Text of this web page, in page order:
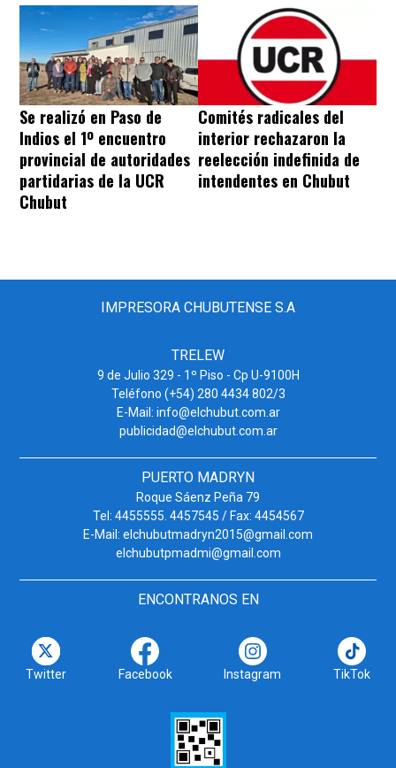
Se realizó en Paso de
Indios el 1º encuentro
provincial de autoridades
partidarias de la UCR
Chubut
Comités radicales del
interior rechazaron la
reelección indefinida de
intendentes en Chubut
IMPRESORA CHUBUTENSE S.A
TRELEW
9 de Julio 329 - 1º Piso - Cp U-9100H
Teléfono (+54) 280 4434 802/3
E-Mail: info@elchubut.com.ar
publicidad@elchubut.com.ar
PUERTO MADRYN
Roque Sáenz Peña 79
Tel: 4455555. 4457545 / Fax: 4454567
E-Mail: elchubutmadryn2015@gmail.com
elchubutpmadmi@gmail.com
ENCONTRANOS EN
Twitter Facebook Instagram TikTok